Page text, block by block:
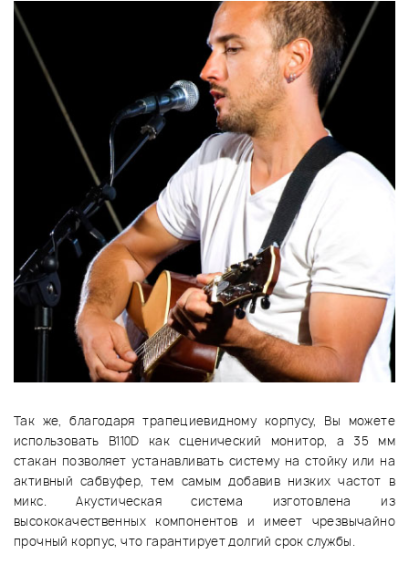
Так же, благодаря трапециевидному корпусу, Вы можете
использовать B110D как сценический монитор, а 35 мм
стакан позволяет устанавливать систему на стойку или на
активный сабвуфер, тем самым добавив низких частот в
микс. Акустическая система изготовлена из
высококачественных компонентов и имеет чрезвычайно
прочный корпус, что гарантирует долгий срок службы.